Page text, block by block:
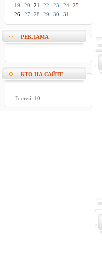
19
20 21 22 23 24 25
26
27 28 29 30 31
РЕКЛАМА
КТО НА САЙТЕ
Гостей: 10